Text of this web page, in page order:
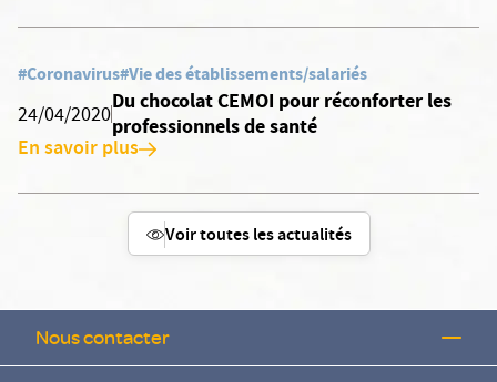
#Coronavirus#Vie des établissements/salariés
24/04/2020
Du chocolat CEMOI pour réconforter les
professionnels de santé
En savoir plus
Voir toutes les actualités
Nous contacter